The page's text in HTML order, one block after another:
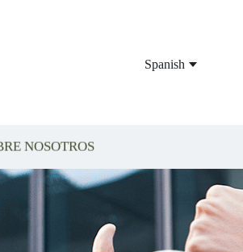
Spanish
NOSOTROS